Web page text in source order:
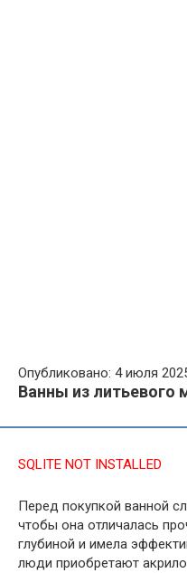
Опубликовано: 4 июля
Ванны из литьевого
SQLITE NOT INSTALLED
Перед покупкой ванной
чтобы она отличалась
глубиной и имела
люди приобретают